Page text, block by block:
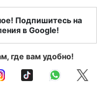
Подпишитесь на
в Google!
где вам удобно!